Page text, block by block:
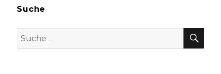
Suche
Suche
nach: